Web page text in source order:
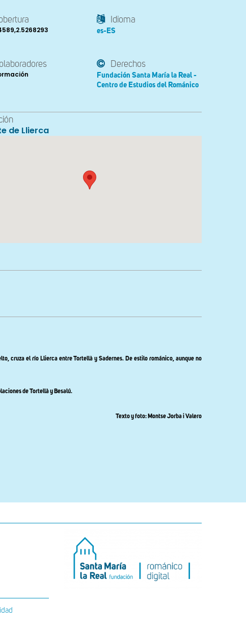
Idioma
es-ES
Derechos
Fundación Santa María la Real -
Centro de Estudios del Románico
de Llierca
cruza el río Llierca entre Tortellà y Sadernes. De estilo románico, aunque no
de Tortellà y Besalú.
Texto y foto: Montse Jorba i Valero